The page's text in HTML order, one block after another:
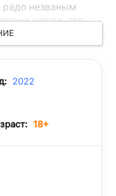
радо незваным
чащах, где
охоту с
терроризируют
что из города
неизменно
загадки самого
жизни в
2022
18+